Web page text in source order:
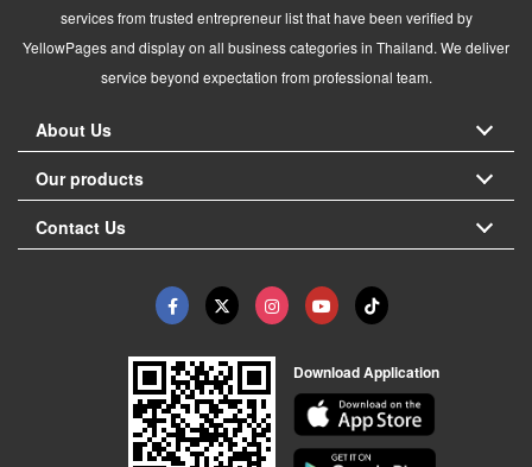
services from trusted entrepreneur list that have been verified by
YellowPages and display on all business categories in Thailand. We deliver
service beyond expectation from professional team.
About Us
Our products
Contact Us
Download Application